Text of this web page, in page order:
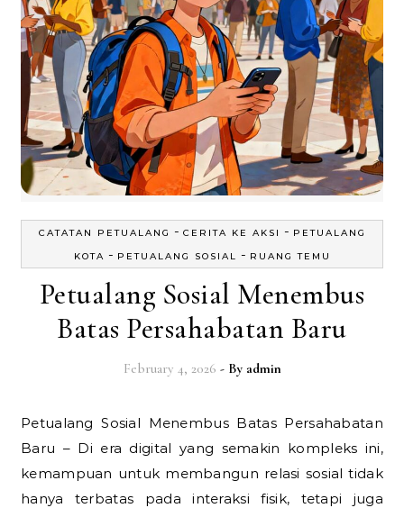
CATATAN PETUALANG - CERITA KE AKSI - PETUALANG
KOTA - PETUALANG SOSIAL - RUANG TEMU
Petualang Sosial Menembus
Batas Persahabatan Baru
February 4, 2026 - By admin
Petualang Sosial Menembus Batas Persahabatan
Baru – Di era digital yang semakin kompleks ini,
kemampuan untuk membangun relasi sosial tidak
hanya terbatas pada interaksi fisik, tetapi juga